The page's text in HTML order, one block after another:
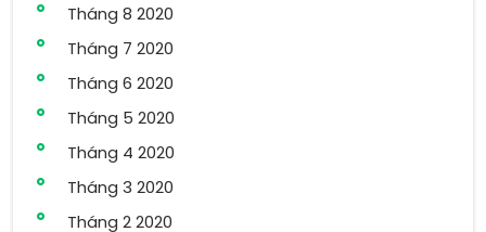
Tháng 8 2020
Tháng 7 2020
Tháng 6 2020
Tháng 5 2020
Tháng 4 2020
Tháng 3 2020
Tháng 2 2020